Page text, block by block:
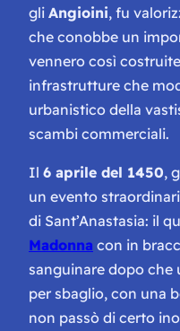
gli Angioini, fu
che conobbe un
vennero così
infrastrutture che
urbanistico della
scambi commerciali.
Il 6 aprile del 1450,
un evento
di Sant’Anastasia: il
Madonna con in
sanguinare dopo che
per sbaglio, con una
non passò di certo